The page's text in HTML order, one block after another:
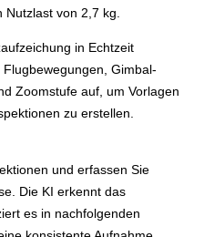
Nutzlast von 2,7 kg.
in Echtzeit
Gimbal-
Zoomstufe auf, um Vorlagen
zu erstellen.
und erfassen Sie
Die KI erkennt das
es in nachfolgenden